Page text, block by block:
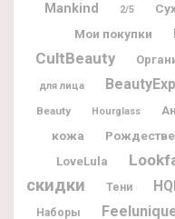
Mankind 2/5
Мои покупки
CultBeauty
для лица
Beauty
Hourglass
кожа
LoveLula
скидки
Тени
Наборы